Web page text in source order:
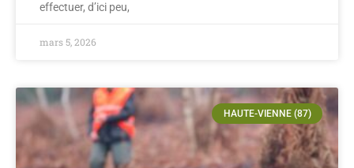
effectuer, d’ici peu,
mars 5, 2026
HAUTE-VIENNE (87)